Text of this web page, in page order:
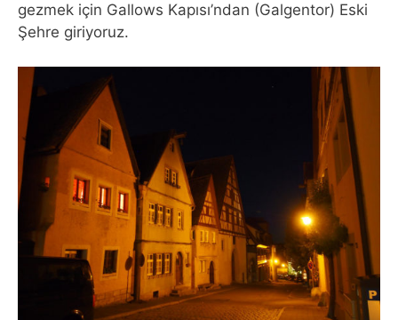
gezmek için Gallows Kapısı’ndan (Galgentor) Eski
Şehre giriyoruz.